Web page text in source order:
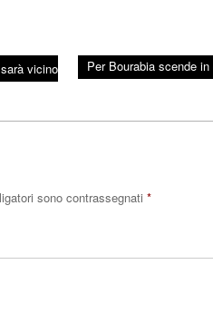
vicino
Per Bourabia scende
sono contrassegnati *